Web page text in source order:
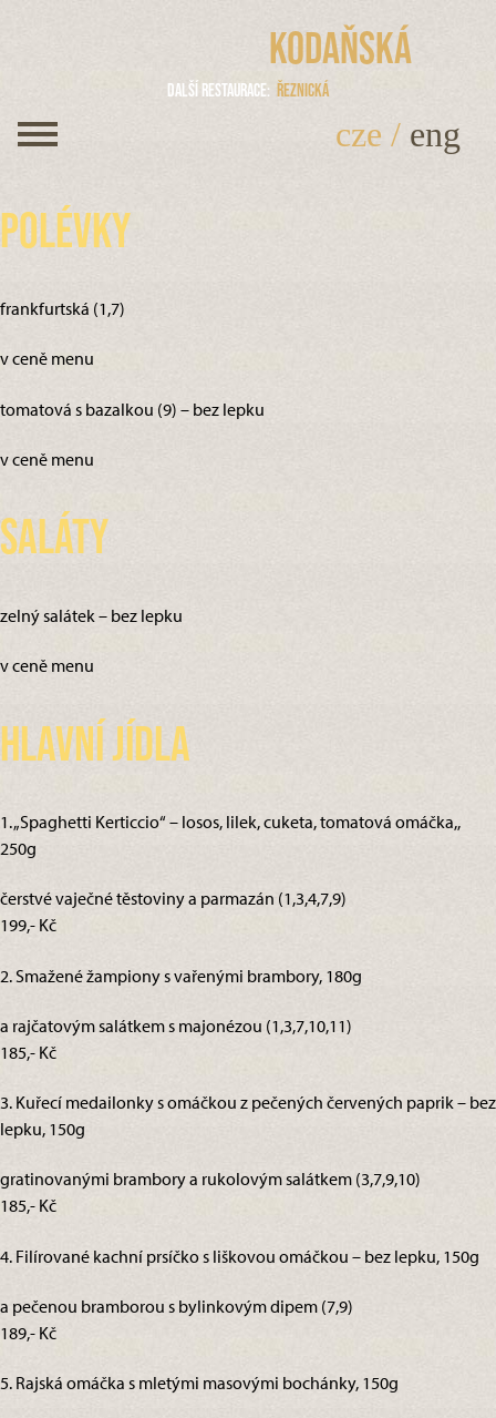
Kodaňská
Další restaurace Řeznická
cze / eng
Polévky
frankfurtská (1,7)
v ceně menu
tomatová s bazalkou (9) – bez lepku
v ceně menu
Saláty
zelný salátek – bez lepku
v ceně menu
Hlavní jídla
1. „Spaghetti Kerticcio“ – losos, lilek, cuketa, tomatová omáčka,,
250g
čerstvé vaječné těstoviny a parmazán (1,3,4,7,9)
199,- Kč
2. Smažené žampiony s vařenými brambory, 180g
a rajčatovým salátkem s majonézou (1,3,7,10,11)
185,- Kč
3. Kuřecí medailonky s omáčkou z pečených červených paprik – bez
lepku, 150g
gratinovanými brambory a rukolovým salátkem (3,7,9,10)
185,- Kč
4. Filírované kachní prsíčko s liškovou omáčkou – bez lepku, 150g
a pečenou bramborou s bylinkovým dipem (7,9)
189,- Kč
5. Rajská omáčka s mletými masovými bochánky, 150g